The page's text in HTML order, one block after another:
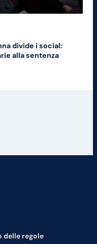
divide i social:
alla sentenza
delle regole